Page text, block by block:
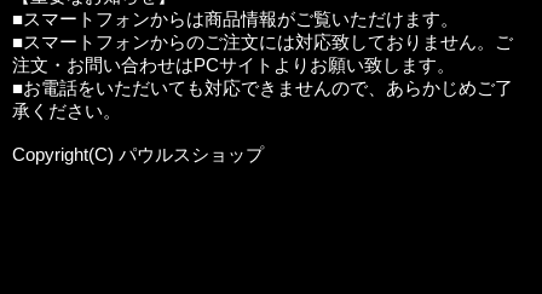
聖歌隊の美しく透明な歌声が、天上の世界を奏でます。
1．今宵、キリストは生まれ給えり（グレコリオ聖歌）
2．真夜中の鐘
3．聖しこの夜
4．神の子は生まれ給えリ
■スマートフォンからは商品情報がご覧いただけます。
■スマートフォンからのご注文には対応致しておりません。ご
注文・お問い合わせはPCサイトよりお願い致します。
■お電話をいただいても対応できませんので、あらかじめご了
承ください。
Copyright(C) パウルスショップ